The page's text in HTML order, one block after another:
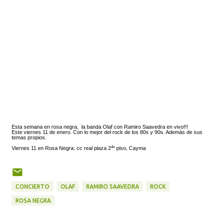
Esta semana en rosa negra, la banda Olaf con Ramiro Saavedra en vivo!!!
Este viernes 11 de enero. Con lo mejor del rock de los 80s y 90s. Además de sus
temas propios.
Viernes 11 en Rosa Negra: cc real plaza 2do piso, Cayma
CONCIERTO OLAF RAMIRO SAAVEDRA ROCK
ROSA NEGRA